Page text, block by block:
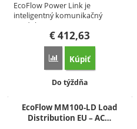
EcoFlow Power Link je
inteligentný komunikačný
modul pre…
€412,63
Porovnať
Kúpiť
Dostupnosť:
Do týždňa
EcoFlow MM100-LD Load
Distribution EU – AC…